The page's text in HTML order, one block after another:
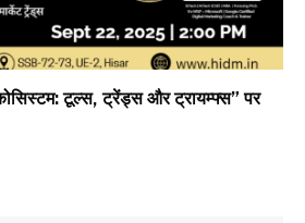
टूल्स, ट्रेंड्स और ट्रायम्फ्स” पर